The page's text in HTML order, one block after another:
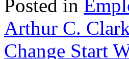
Posted in
Arthur C.
Change Start